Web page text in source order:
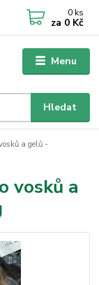
Menu
Hledat
0 ks
za 0 Kč
a gelů -
vosků a